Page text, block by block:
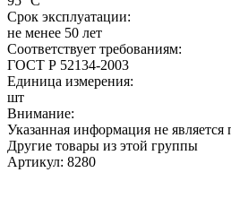
Срок эксплуатации:
не менее 50 лет
Соответствует требованиям:
ГОСТ Р 52134-2003
Единица измерения:
шт
Внимание:
Указанная информация не
Другие товары из этой группы
Артикул: 8280